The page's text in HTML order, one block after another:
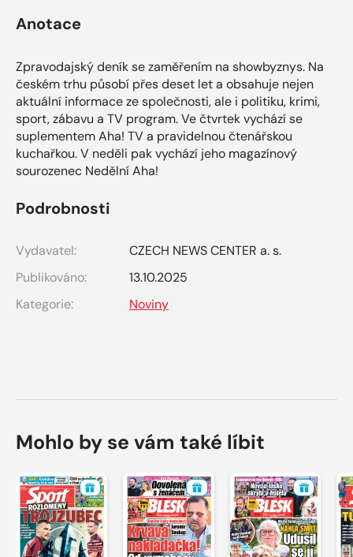
Anotace
Zpravodajský deník se zaměřením na showbyznys. Na
českém trhu působí přes deset let a obsahuje nejen
aktuální informace ze společnosti, ale i politiku, krimi,
sport, zábavu a TV program. Ve čtvrtek vychází se
suplementem Aha! TV a pravidelnou čtenářskou
kuchařkou. V neděli pak vychází jeho magazínový
sourozenec Nedělní Aha!
Podrobnosti
Vydavatel:
CZECH NEWS CENTER a. s.
Publikováno:
13.10.2025
Kategorie:
Noviny
Mohlo by se vám také líbit